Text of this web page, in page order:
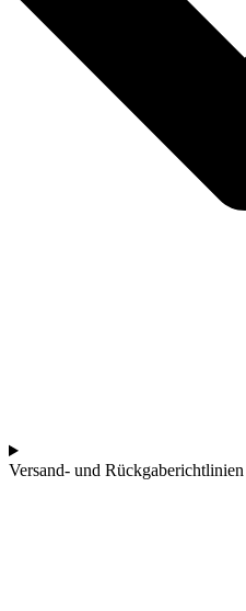
Versand- und Rückgaberichtlinien